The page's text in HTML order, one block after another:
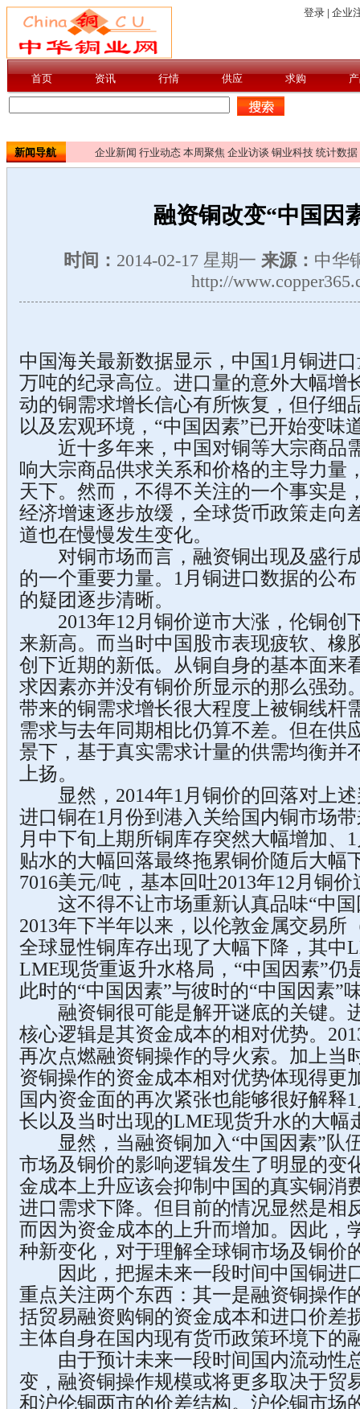
新闻导航 企业新闻 行业动态 本周聚焦 企业访谈 铜业科技 统计数据
融资铜改变“中国因
时间： 2014-02-17 星期一 来源： 中华
http://
中国海关最新数据显示，中国1月铜进
万吨的纪录高位。进口量的意外大幅增
动的铜需求增长信心有所恢复，但仔细
以及宏观环境，“中国因素”已开始变味
近十多年来，中国对铜等大宗商品
响大宗商品供求关系和价格的主导力量
天下。然而，不得不关注的一个事实是
经济增速逐步放缓，全球货币政策走向
道也在慢慢发生变化。
对铜市场而言，融资铜出现及盛行
的一个重要力量。1月铜进口数据的公
的疑团逐步清晰。
2013年12月铜价逆市大涨，伦铜创
来新高。而当时中国股市表现疲软、橡
创下近期的新低。从铜自身的基本面来
求因素亦并没有铜价所显示的那么强劲
带来的铜需求增长很大程度上被铜线杆
需求与去年同期相比仍算不差。但在供
景下，基于真实需求计量的供需均衡并
上扬。
显然，2014年1月铜价的回落对上述
进口铜在1月份到港入关给国内铜市场
月中下旬上期所铜库存突然大幅增加、
贴水的大幅回落最终拖累铜价随后大幅
7016美元/吨，基本回吐2013年12月铜
这不得不让市场重新认真品味“中国
2013年下半年以来，以伦敦金属交易所
全球显性铜库存出现了大幅下降，其中
LME现货重返升水格局，“中国因素”仍
此时的“中国因素”与彼时的“中国因素”
融资铜很可能是解开谜底的关键。
核心逻辑是其资金成本的相对优势。
再次点燃融资铜操作的导火索。加上当
资铜操作的资金成本相对优势体现得更
国内资金面的再次紧张也能够很好解释
长以及当时出现的LME现货升水的大幅
显然，当融资铜加入“中国因素”队
市场及铜价的影响逻辑发生了明显的变
金成本上升应该会抑制中国的真实铜消
进口需求下降。但目前的情况显然是相
而因为资金成本的上升而增加。因此，
种新变化，对于理解全球铜市场及铜价
因此，把握未来一段时间中国铜进
重点关注两个东西：其一是融资铜操作
括贸易融资购铜的资金成本和进口价差
主体自身在国内现有货币政策环境下的
由于预计未来一段时间国内流动性
变，融资铜操作规模或将更多取决于贸
和沪伦铜两市的价差结构。沪伦铜市场